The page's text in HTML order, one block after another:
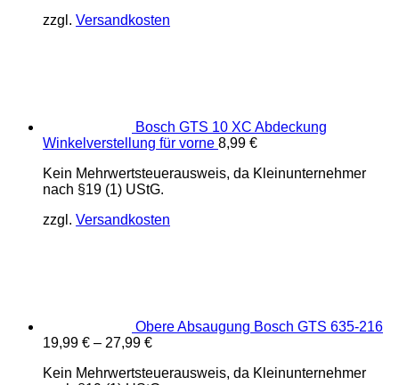
zzgl. Versandkosten
Bosch GTS 10 XC Abdeckung
Winkelverstellung für vorne 8,99 €
Kein Mehrwertsteuerausweis, da Kleinunternehmer
nach §19 (1) UStG.
zzgl. Versandkosten
Obere Absaugung Bosch GTS 635-216
19,99 € – 27,99 €
Kein Mehrwertsteuerausweis, da Kleinunternehmer